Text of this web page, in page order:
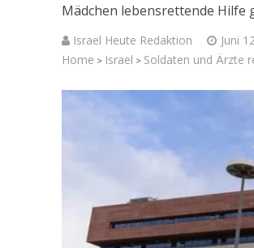
Mädchen lebensrettende Hilfe
Israel Heute Redaktion Juni
Home > Israel > Soldaten und Ärzte